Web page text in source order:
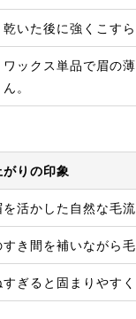
乾いた後に強くこす
ワックス単品で眉の
ん。
がりの印象
を活かした自然な毛
すき間を補いながら
すぎると固まりやす